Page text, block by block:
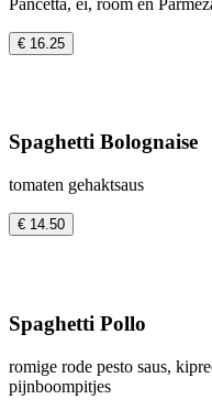
€ 16.25
Spaghetti Bolognaise
tomaten gehaktsaus
€ 14.50
Spaghetti Pollo
romige rode pesto saus,
pijnboompitjes